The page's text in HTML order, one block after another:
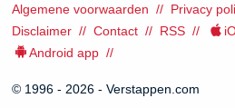
Algemene voorwaarden Privacy
Disclaimer
Contact RSS
Android app
© 1996 - 2026 - Verstappen.com